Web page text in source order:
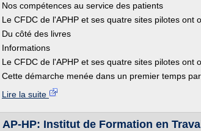
Nos compétences au service des patients
Le CFDC de l'APHP et ses quatre sites pilotes ont
Du côté des livres
Informations
Le CFDC de l'APHP et ses quatre sites pilotes ont
Cette démarche menée dans un premier temps
Lire la suite
AP-HP: Institut de Formation en